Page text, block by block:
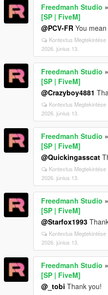
Freedmanh Studio »
[SP | FiveM]
@PCV-FR You
Kontextus Megtekintése
2026. június 13.
Freedmanh Studio »
[SP | FiveM]
@Crazyboy4881
Kontextus Megtekintése
2026. június 13.
Freedmanh Studio »
[SP | FiveM]
@Quickingasscat
Kontextus Megtekintése
2026. június 13.
Freedmanh Studio »
[SP | FiveM]
@Starfox1993
Kontextus Megtekintése
2026. június 13.
Freedmanh Studio »
[SP | FiveM]
@_tobi Thank you!